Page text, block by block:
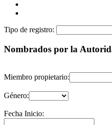
Tipo de registro:
Nombrados por la
Miembro propietario:
Género:
Fecha Inicio: